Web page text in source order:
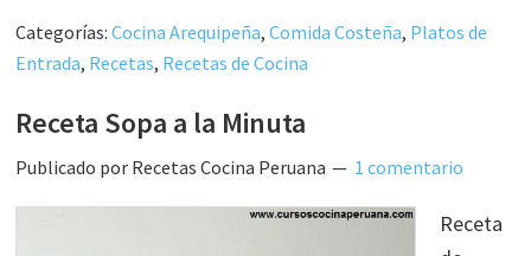
Categorías:Cocina Arequipeña,Comida Costeña, Platos de
Entrada, Recetas, Recetas de Cocina
Receta Sopa a la Minuta
Publicado por Recetas Cocina Peruana 1 comentario
Receta